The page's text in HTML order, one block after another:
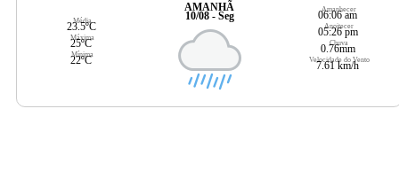
Média
23.5ºC
Máxima
25ºC
Mínima
22ºC
AMANHÃ
10/08 - Seg
Amanhecer
06:06 am
Anoitecer
05:26 pm
Chuva
0.76mm
Velocidade do Vento
7.61 km/h